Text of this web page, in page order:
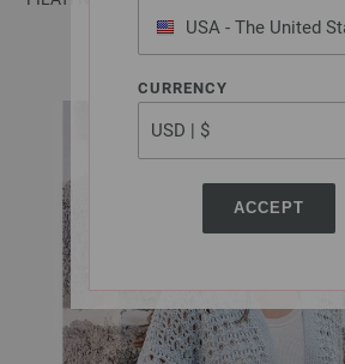
USA - The United
of America
CURRENCY
ACCEPT
21